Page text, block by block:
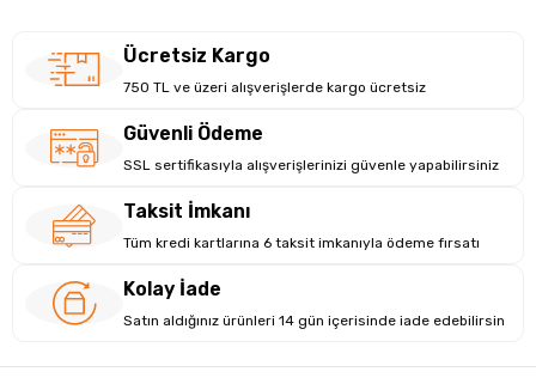
Ücretsiz Kargo
750 TL ve üzeri alışverişlerde kargo ücretsiz
Güvenli Ödeme
SSL sertifikasıyla alışverişlerinizi güvenle yapabilirsiniz
Taksit İmkanı
Tüm kredi kartlarına 6 taksit imkanıyla ödeme fırsatı
Kolay İade
Satın aldığınız ürünleri 14 gün içerisinde iade edebilirsin